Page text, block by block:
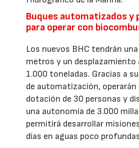
Buques automatizados y
para operar con
Los nuevos BHC tendrán
metros y un desplazamiento
1.000 toneladas. Gracias a
de automatización, operarán
dotación de 30 personas y
una autonomía de 3.000
permitirá desarrollar
días en aguas poco